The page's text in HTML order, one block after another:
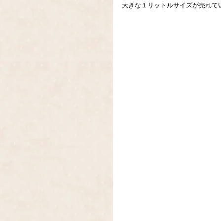
大きな１リットルサイズが売れて